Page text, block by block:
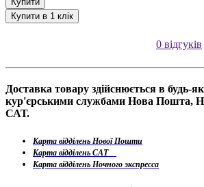
Купити в 1 клік
0 відгуків
Доставка товару здійснюється в будь-
кур'єрськими службами Нова Пошта,
САТ.
Карта відділень Нової Пошти
Карта відділень САТ
Карта відділень Ночного экспресса